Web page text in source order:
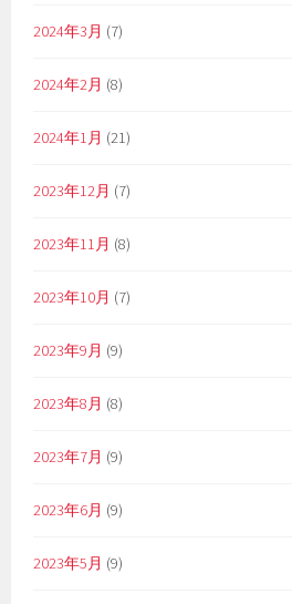
2024年3月 (7)
2024年2月 (8)
2024年1月 (21)
2023年12月 (7)
2023年11月 (8)
2023年10月 (7)
2023年9月 (9)
2023年8月 (8)
2023年7月 (9)
2023年6月 (9)
2023年5月 (9)